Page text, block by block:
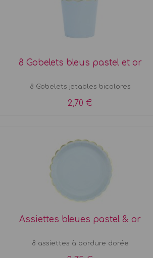
8 Gobelets bleus pastel et or
8 Gobelets jetables bicolores
2,70 €
Assiettes bleues pastel & or
8 assiettes à bordure dorée